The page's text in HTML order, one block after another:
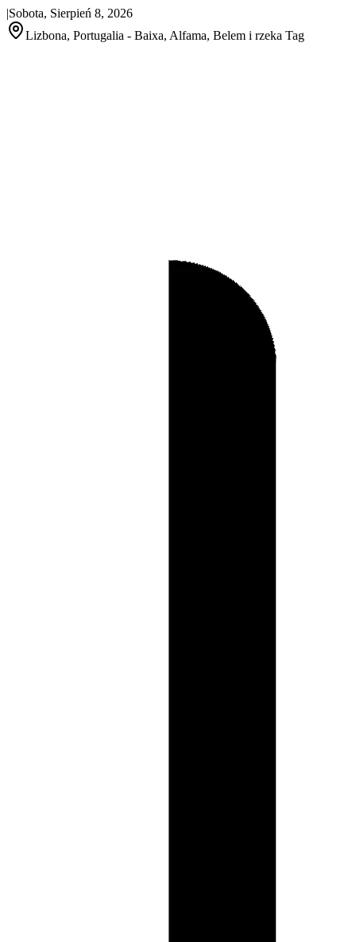
|Sobota, Sierpień 8, 2026
Lizbona, Portugalia - Baixa, Alfama, Belem i rzeka Tag